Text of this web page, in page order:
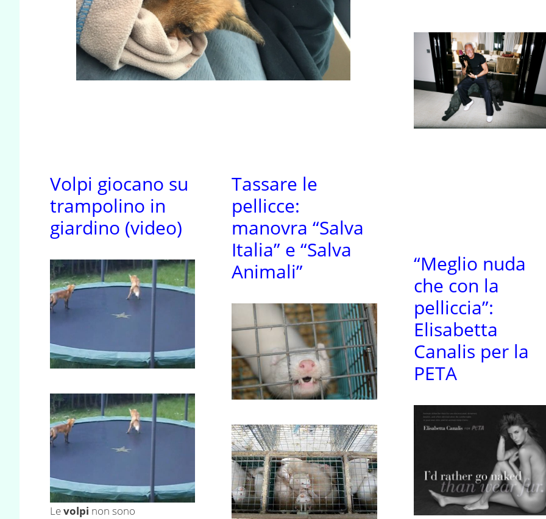
Volpi giocano su
trampolino in
giardino (video)
Levolpi non sono
Tassare le
pellicce:
manovra “Salva
Italia” e “Salva
Animali”
“Meglio nuda
che con la
pelliccia”:
Elisabetta
Canalis per la
PETA